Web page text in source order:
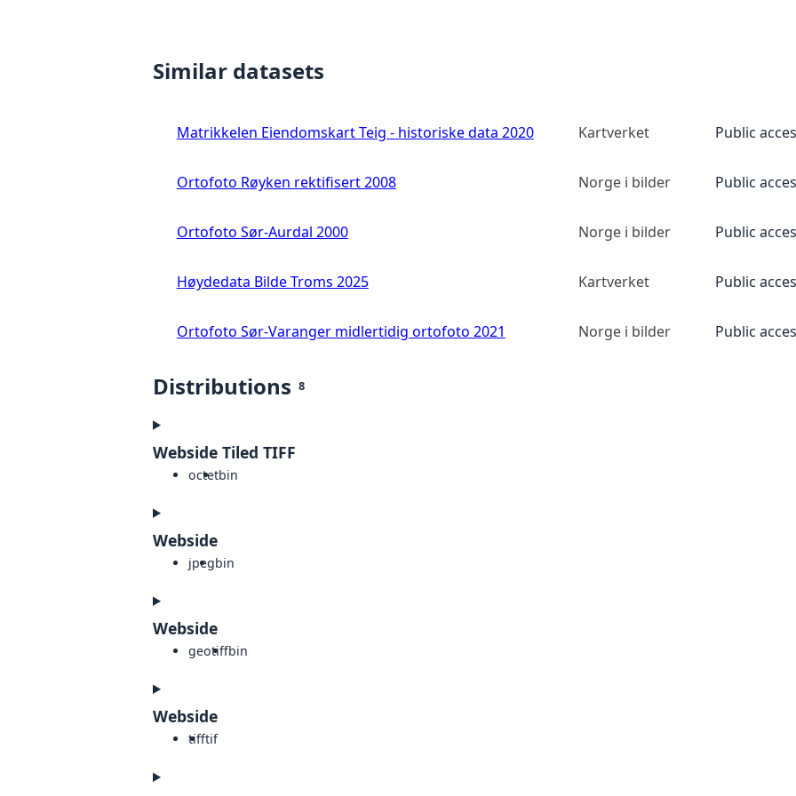
Similar datasets
Matrikkelen Eiendomskart Teig - historiske data 2020 Kartverket Public
Ortofoto Røyken rektifisert 2008 Norge i bilder Public
Ortofoto Sør-Aurdal 2000 Norge i bilder Public
Høydedata Bilde Troms 2025 Kartverket Public
Ortofoto Sør-Varanger midlertidig ortofoto 2021 Norge i bilder Public
Distributions 8
Webside Tiled TIFF
octetbin
Webside
jpegbin
Webside
geotiffbin
Webside
tifftif